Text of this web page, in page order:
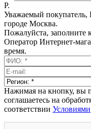
Р.
Уважаемый покупатель,
городе Москва.
Пожалуйста,
Оператор Интернет-
время.
Нажимая на кнопку, вы
соглашаетесь на
соответствии Условиями